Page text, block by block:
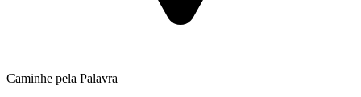
Caminhe pela Palavra